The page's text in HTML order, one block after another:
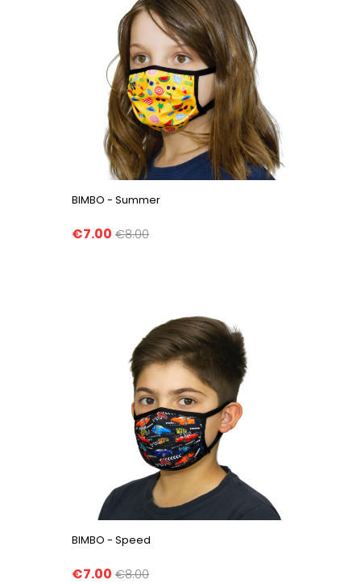
BIMBO - Summer
€7.00 €8.00
BIMBO - Speed
€7.00 €8.00